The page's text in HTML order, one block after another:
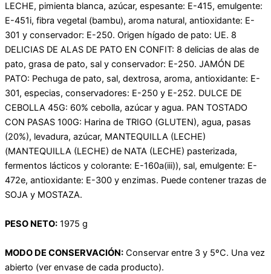
LECHE, pimienta blanca, azúcar, espesante: E-415, emulgente:
E-451i, fibra vegetal (bambu), aroma natural, antioxidante: E-
301 y conservador: E-250. Origen hígado de pato: UE. 8
DELICIAS DE ALAS DE PATO EN CONFIT: 8 delicias de alas de
pato, grasa de pato, sal y conservador: E-250. JAMÓN DE
PATO: Pechuga de pato, sal, dextrosa, aroma, antioxidante: E-
301, especias, conservadores: E-250 y E-252. DULCE DE
CEBOLLA 45G: 60% cebolla, azúcar y agua. PAN TOSTADO
CON PASAS 100G: Harina de TRIGO (GLUTEN), agua, pasas
(20%), levadura, azúcar, MANTEQUILLA (LECHE)
(MANTEQUILLA (LECHE) de NATA (LECHE) pasterizada,
fermentos lácticos y colorante: E-160a(iii)), sal, emulgente: E-
472e, antioxidante: E-300 y enzimas. Puede contener trazas de
SOJA y MOSTAZA.
PESO NETO: 1975 g
MODO DE CONSERVACIÓN: Conservar entre 3 y 5ºC. Una vez
abierto (ver envase de cada producto).